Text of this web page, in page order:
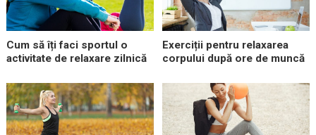
Cum să îți faci sportul o
activitate de relaxare zilnică
Exerciții pentru relaxarea
corpului după ore de muncă